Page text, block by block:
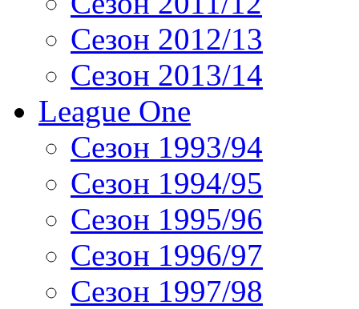
Сезон 2012/13
Сезон 2013/14
League One
Сезон 1993/94
Сезон 1994/95
Сезон 1995/96
Сезон 1996/97
Сезон 1997/98